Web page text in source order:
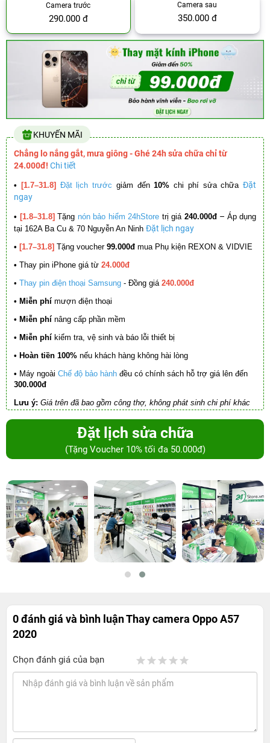
Camera trước
290.000 đ
Camera sau
350.000 đ
KHUYẾN MÃI
Chẳng lo nắng gắt, mưa giông - Ghé 24h sửa chữa chỉ từ
24.000đ! Chi tiết
• [1.7–31.8] Đặt lịch trước giảm đến10% chi phí sửa chữa Đặt
ngay
• [1.8–31.8] Tặng nón bảo hiểm 24hStore trị giá 240.000đ – Áp dụng
tại 162A Ba Cu & 70 Nguyễn An Ninh Đặt lịch ngay
• [1.7–31.8] Tặng voucher 99.000đ mua Phụ kiện REXON & VIDVIE
• Thay pin iPhone giá từ 24.000đ
• Thay pin điện thoại Samsung - Đồng giá 240.000đ
• Miễn phí mượn điện thoại
• Miễn phí nâng cấp phần mềm
• Miễn phí kiểm tra, vệ sinh và báo lỗi thiết bị
• Hoàn tiền 100% nếu khách hàng không hài lòng
• Máy ngoài Chế độ bảo hành đều có chính sách hỗ trợ giá lên đến
300.000đ
Lưu ý: Giá trên đã bao gồm công thợ, không phát sinh chi phí khác
Đặt lịch sửa chữa
(Tặng Voucher 10% tối đa 50.000đ)
0 đánh giá và bình luậnThay camera Oppo A57
2020
Chọn đánh giá của bạn